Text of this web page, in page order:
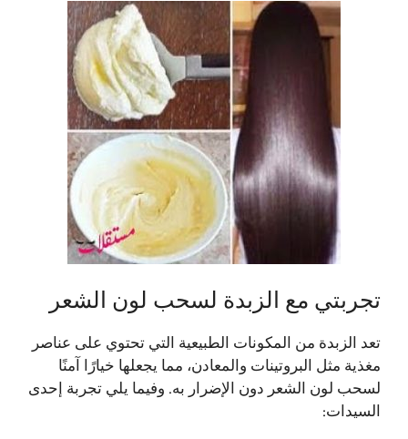
تجربتي مع الزبدة لسحب لون الشعر
تعد الزبدة من المكونات الطبيعية التي تحتوي على عناصر
مغذية مثل البروتينات والمعادن، مما يجعلها خيارًا آمنًا
لسحب لون الشعر دون الإضرار به. وفيما يلي تجربة إحدى
السيدات: